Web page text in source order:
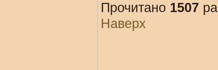
Прочитано 1507
Наверх